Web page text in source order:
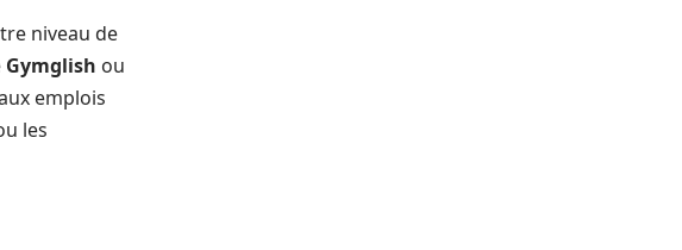
niveau de
Gymglish ou
emplois
les